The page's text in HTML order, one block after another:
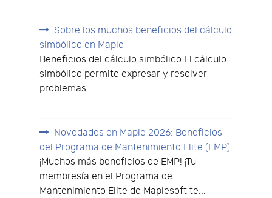
Sobre los muchos beneficios del cálculo
simbólico en Maple
Beneficios del cálculo simbólico El cálculo
simbólico permite expresar y resolver
problemas...
Novedades en Maple 2026: Beneficios
del Programa de Mantenimiento Elite (EMP)
¡Muchos más beneficios de EMP! ¡Tu
membresía en el Programa de
Mantenimiento Elite de Maplesoft te...